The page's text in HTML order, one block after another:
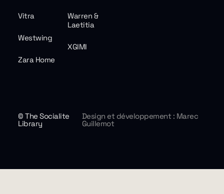
Vitra
Warren &
Laetitia
Westwing
XGIMI
Zara Home
© The Socialite
Library
Design et développement : Marec
Guillemot